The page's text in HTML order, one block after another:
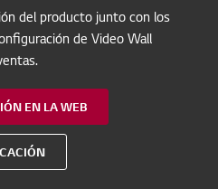
del producto junto con los
de Video Wall
EN LA WEB